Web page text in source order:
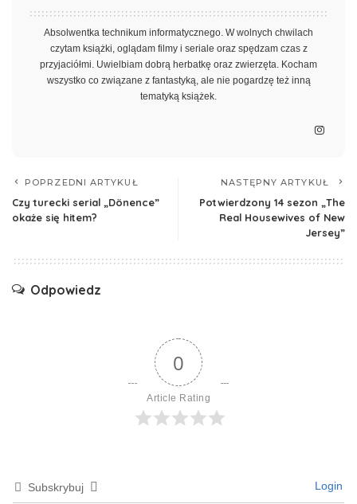
Absolwentka technikum informatycznego. W wolnych chwilach
czytam książki, oglądam filmy i seriale oraz spędzam czas z
przyjaciółmi. Uwielbiam dobrą herbatkę oraz zwierzęta. Kocham
wszystko co związane z fantastyką, ale nie pogardzę też inną
tematyką książek.
POPRZEDNI ARTYKUŁ
Czy turecki serial „Dönence”
okaże się hitem?
NASTĘPNY ARTYKUŁ
Potwierdzony 14 sezon „The
Real Housewives of New
Jersey”
Odpowiedz
0
Article Rating
Subskrybuj Login